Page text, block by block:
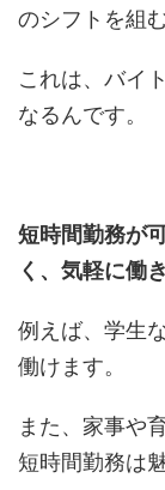
のシフトを組
これは、バイ
なるんです。
短時間勤務が
く、気軽に働
例えば、学生
働けます。
また、家事や
短時間勤務は